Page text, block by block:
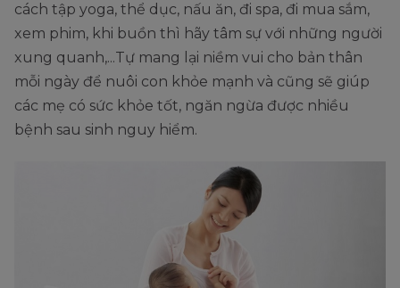
cách tập yoga, thể dục, nấu ăn, đi spa, đi mua sắm,
xem phim, khi buồn thì hãy tâm sự với những người
xung quanh,...Tự mang lại niềm vui cho bản thân
mỗi ngày để nuôi con khỏe mạnh và cũng sẽ giúp
các mẹ có sức khỏe tốt, ngăn ngừa được nhiều
bệnh sau sinh nguy hiểm.